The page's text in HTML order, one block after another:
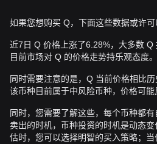
如果您想购买 Q，下面这些数据或许可
近7日 Q 价格上涨了6.28%，大多数 Q
目前市场对 Q 的价格走势持乐观态度。
同时需要注意的是，Q 当前价格相比历
该币种目前属于中风险币种，价格可能
同时，您需要了解这些，每个币种都
卖出的时机，币种投资的时机是动态
估时，您可以选择明智的买入策略；